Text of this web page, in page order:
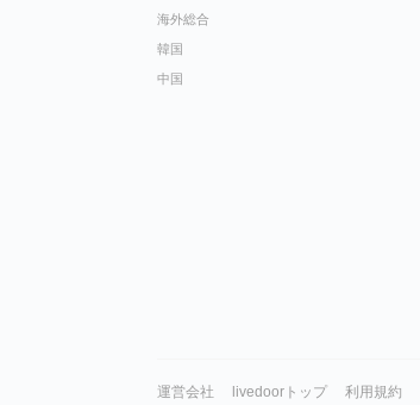
海外総合
韓国
中国
運営会社 livedoorトップ 利用規約